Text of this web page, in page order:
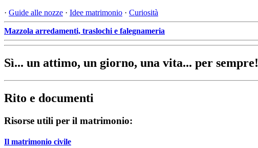
· Guide alle nozze · Idee matrimonio · Curiosità
Mazzola arredamenti, traslochi e falegnameria
Sì... un attimo, un giorno, una vita... per sempre!
Rito e documenti
Risorse utili per il matrimonio:
Il matrimonio civile